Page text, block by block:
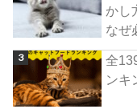
かし
なぜ
全
ンキ